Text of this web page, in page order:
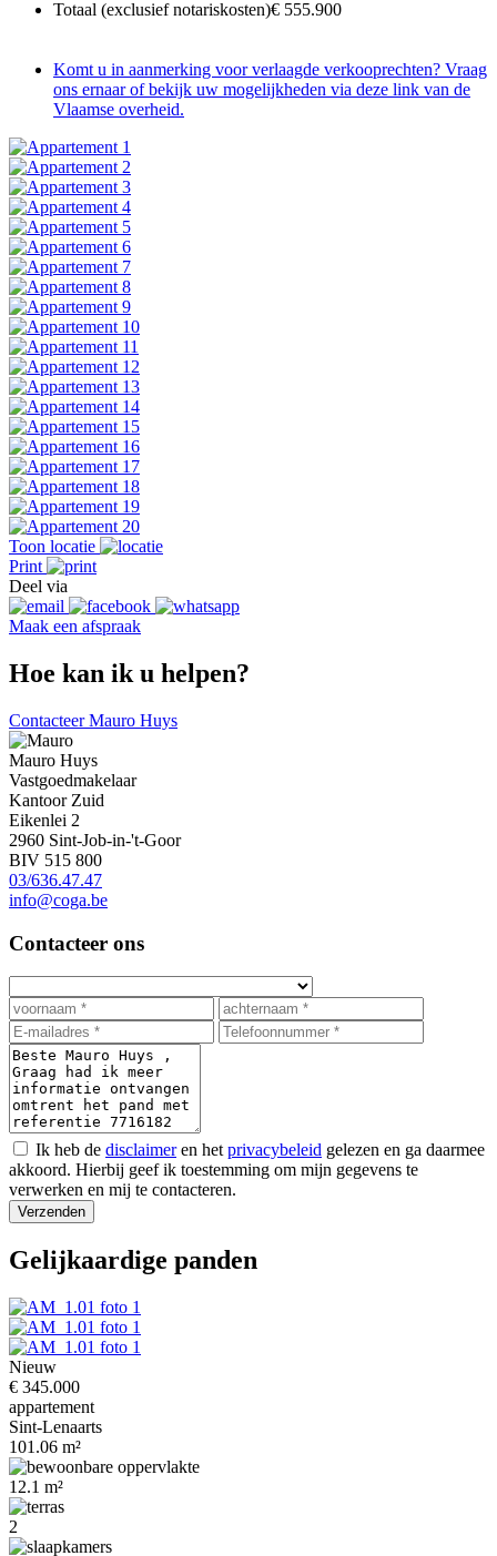
Totaal (exclusief notariskosten)€ 555.900
Komt u in aanmerking voor verlaagde verkooprechten? Vraag
ons ernaar of bekijk uw mogelijkheden via deze link van de
Vlaamse overheid.
Toon locatie
Print
Deel via
Maak een afspraak
Hoe kan ik u helpen?
Contacteer Mauro Huys
Mauro Huys
Vastgoedmakelaar
Kantoor Zuid
Eikenlei 2
2960 Sint-Job-in-'t-Goor
BIV 515 800
03/636.47.47
info@coga.be
Contacteer ons
Ik heb de disclaimeren het privacybeleid gelezen en ga daarmee
akkoord. Hierbij geef ik toestemming om mijn gegevens te
verwerken en mij te contacteren.
Verzenden
Gelijkaardige panden
Nieuw
€ 345.000
appartement
Sint-Lenaarts
101.06 m²
12.1 m²
2